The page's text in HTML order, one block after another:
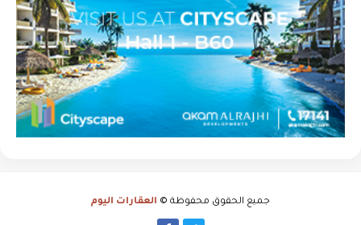
جميع الحقوق محفوظة © العقارات اليوم